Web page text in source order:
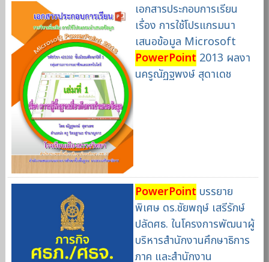
เอกสารประกอบการเรียน
เรื่อง การใช้โปรแกรมนา
เสนอข้อมูล Microsoft
PowerPoint 2013 ผลงา
นครูณัฏฐพงษ์ สุดาเดช
PowerPoint บรรยาย
พิเศษ ดร.ชัยพฤษ์ เสรีรักษ์
ปลัดศธ. ในโครงการพัฒนาผู้
บริหารสำนักงานศึกษาธิการ
ภาค และสำนักงาน